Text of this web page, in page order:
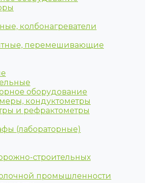
колбонагреватели
перемешивающие
оборудование
кондуктометры
и рефрактометры
(лабораторные)
строительных
промышленности